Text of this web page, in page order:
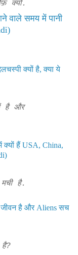
क्यों.
वाले समय में पानी
क्यों है, क्या ये
है और
क्यों हैं USA, China,
है.
जीवन है और Aliens सच
है?